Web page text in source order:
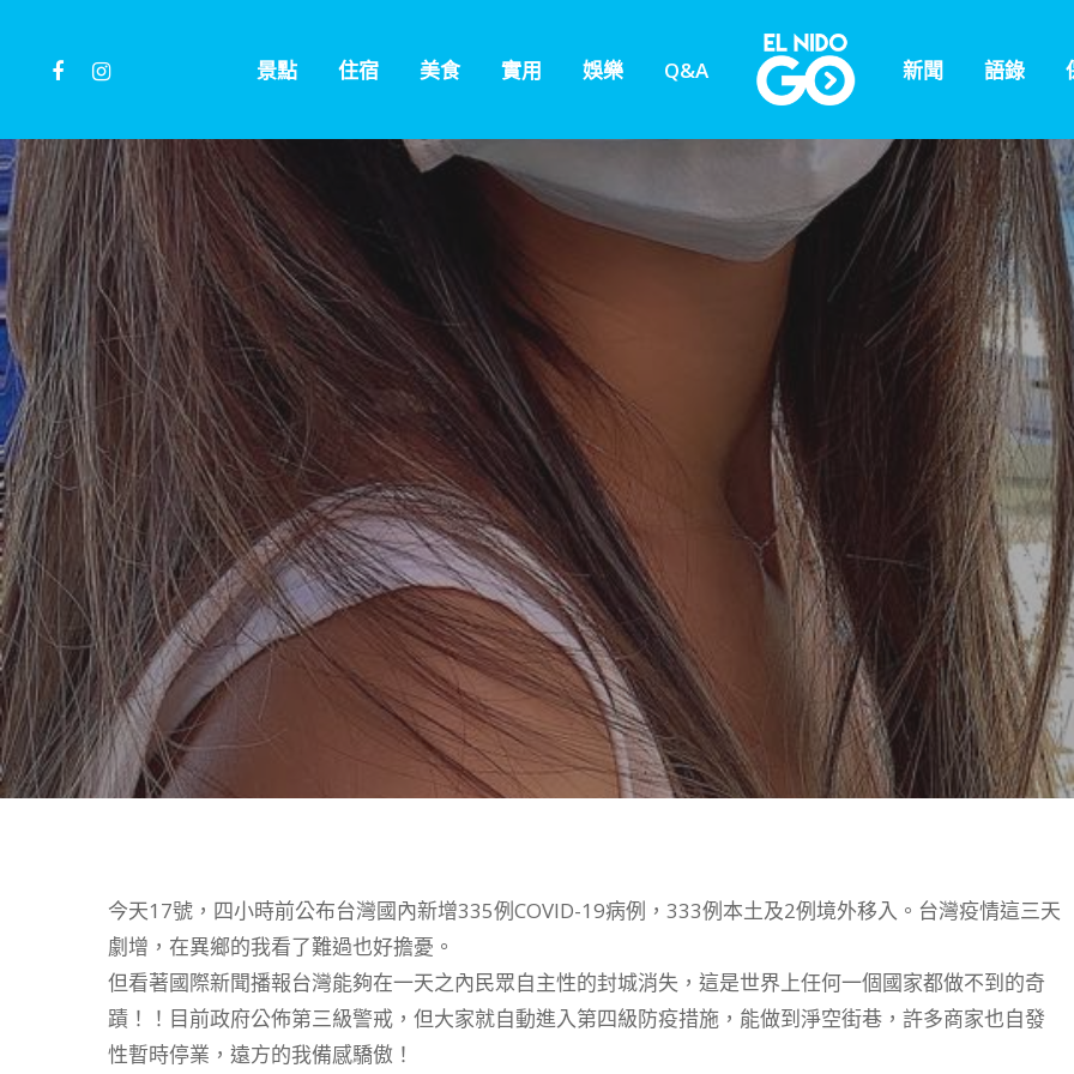
Hit enter to search or ESC to close
景點 住宿 美食 實用 娛樂 Q&A 新聞 語錄
facebookinstagram
今天17號，四小時前公布台灣國內新增335例COVID-19病例，333例本土及2例境外移入。台灣疫情這三天
劇增，在異鄉的我看了難過也好擔憂。
但看著國際新聞播報台灣能夠在一天之內民眾自主性的封城消失，這是世界上任何一個國家都做不到的奇
蹟！！目前政府公佈第三級警戒，但大家就自動進入第四級防疫措施，能做到淨空街巷，許多商家也自發
性暫時停業，遠方的我備感驕傲！